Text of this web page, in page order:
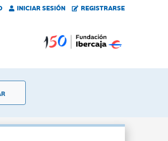
INICIAR SESIÓN REGISTRARSE